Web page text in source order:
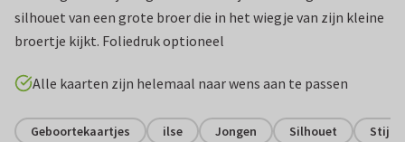
silhouet van een grote broer die in het wiegje van zijn kleine
broertje kijkt. Foliedruk optioneel
Alle kaarten zijn helemaal naar wens aan te passen
Geboortekaartjes ilse Jongen Silhouet